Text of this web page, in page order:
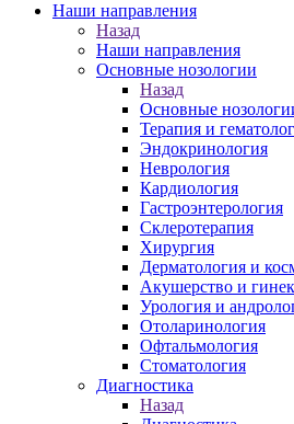
Наши направления
Назад
Наши направления
Основные нозологии
Назад
Основные
Терапия и
Эндокринология
Неврология
Кардиология
Гастроэнтерология
Склеротерапия
Хирургия
Дерматология и
Акушерство и
Урология и
Отоларинология
Офтальмология
Стоматология
Диагностика
Назад